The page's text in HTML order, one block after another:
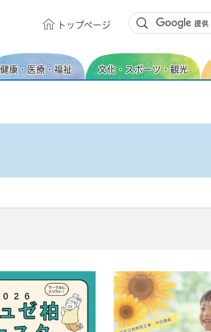
トップページ
健康・医療・福祉 文化・スポーツ・観光